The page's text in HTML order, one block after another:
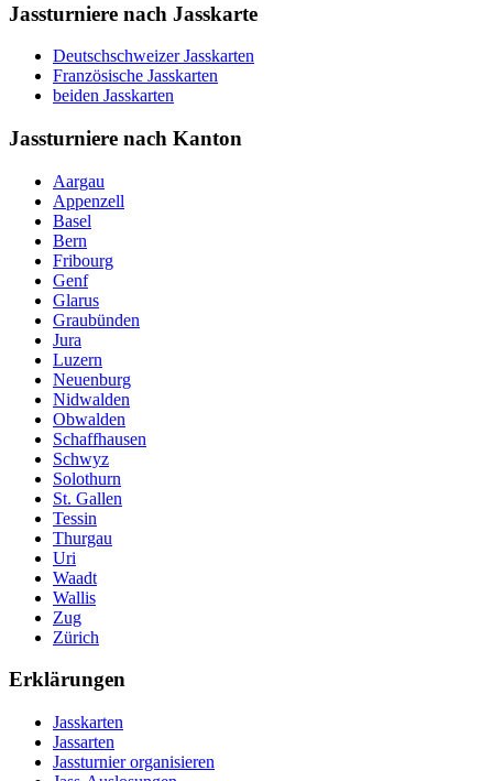
Jassturniere nach Jasskarte
Deutschschweizer Jasskarten
Französische Jasskarten
beiden Jasskarten
Jassturniere nach Kanton
Aargau
Appenzell
Basel
Bern
Fribourg
Genf
Glarus
Graubünden
Jura
Luzern
Neuenburg
Nidwalden
Obwalden
Schaffhausen
Schwyz
Solothurn
St. Gallen
Tessin
Thurgau
Uri
Waadt
Wallis
Zug
Zürich
Erklärungen
Jasskarten
Jassarten
Jassturnier organisieren